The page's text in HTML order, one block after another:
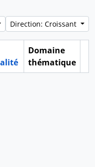
Direction: Croissant
Domaine
thématique